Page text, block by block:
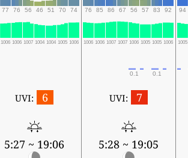
77 76 56 46 51 70 74 76 85 86 67 56 57 83 92 94
1006 1006 1007 1004 1004 1005 1006 1006 1006 1007 1007 1006 1005 1005 1006 1005
0.1 0.1
UVI: 6
5:27 ~ 19:06
UVI: 7
5:28 ~ 19:05